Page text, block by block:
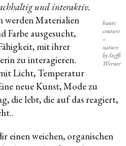
haute
couture
–
nature
by Steffi
Werner
und interaktiv.
werden Materialien
Farbe ausgesucht,
mit ihrer
zu interagieren.
Licht, Temperatur
neue Kunst, Mode zu
die lebt, die auf das reagiert,
einen weichen, organischen